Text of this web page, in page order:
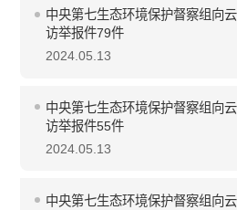
中央第七生态环境保护督察组向
访举报件79件
2024.05.13
中央第七生态环境保护督察组向
访举报件55件
2024.05.13
中央第七生态环境保护督察组向